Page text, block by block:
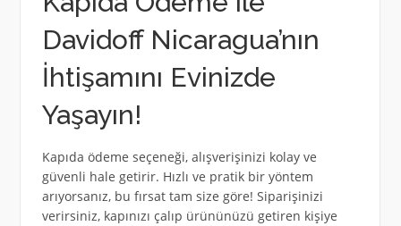
Davidoff Nicaragua’nın
İhtişamını Evinizde
Yaşayın!
Kapıda ödeme seçeneği, alışverişinizi kolay ve
güvenli hale getirir. Hızlı ve pratik bir yöntem
arıyorsanız, bu fırsat tam size göre! Siparişinizi
verirsiniz, kapınızı çalıp ürününüzü getiren kişiye